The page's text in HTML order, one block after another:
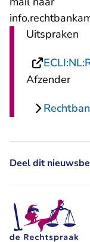
Uitspraken
Afzender
Deel dit